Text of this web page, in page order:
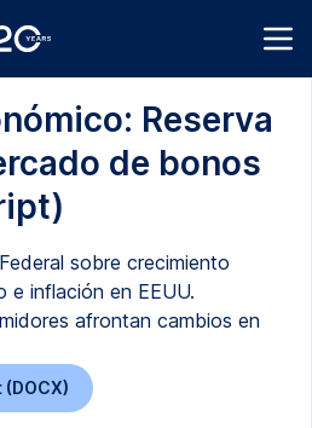
Reserva
de bonos
sobre crecimiento
e inflación en EEUU.
afrontan cambios en